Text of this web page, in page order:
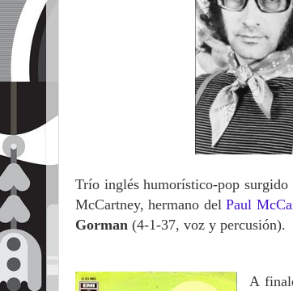
Trío inglés humorístico-pop
McCartney, hermano delPaul
Gorman (4-1-37, voz y percusión).
A